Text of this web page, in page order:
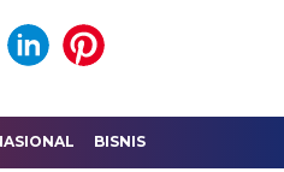
BISNIS